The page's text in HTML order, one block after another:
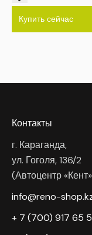
Купить сейчас
Контакты
г. Караганда,
ул. Гоголя, 136/2
(Автоцентр
info@reno-
+ 7 (700) 917 65